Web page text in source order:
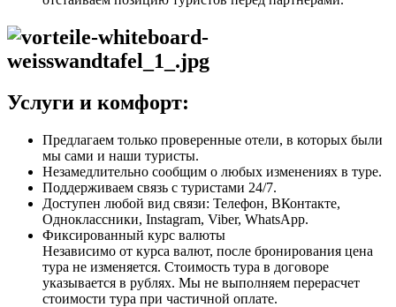
Услуги и комфорт:
Предлагаем только проверенные отели, в которых были
мы сами и наши туристы.
Незамедлительно сообщим о любых изменениях в туре.
Поддерживаем связь с туристами 24/7.
Доступен любой вид связи: Телефон, ВКонтакте,
Одноклассники, Instagram, Viber, WhatsApp.
Фиксированный курс валюты
Независимо от курса валют, после бронирования цена
тура не изменяется. Стоимость тура в договоре
указывается в рублях. Мы не выполняем перерасчет
стоимости тура при частичной оплате.